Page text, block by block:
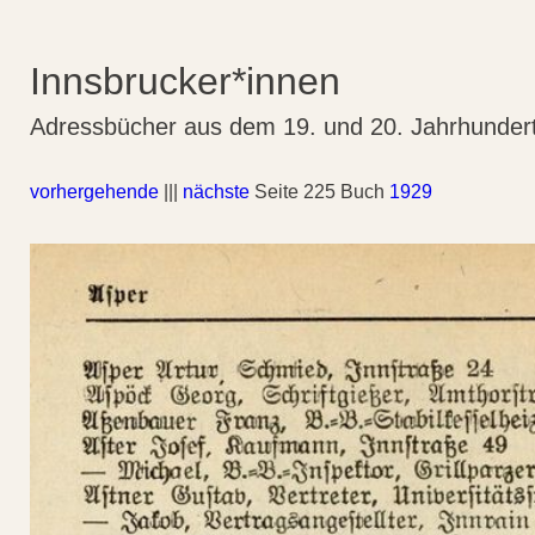
Innsbrucker*innen
Adressbücher aus dem 19. und 20.
vorhergehende nächste Seite 225 Buch 1929